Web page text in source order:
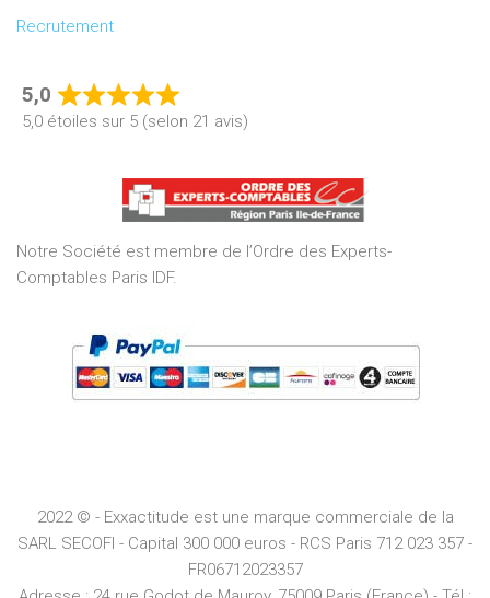
Recrutement
5,0
Rated
5,0
of
5
5,0 étoiles sur 5 (selon 21 avis)
Notre Société est membre de l’Ordre des Experts-
Comptables Paris IDF.
2022 © - Exxactitude est une marque commerciale de la
SARL SECOFI - Capital 300 000 euros - RCS Paris 712 023 357 -
FR06712023357